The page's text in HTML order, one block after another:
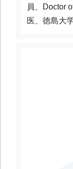
員、Doctor
医、徳島大